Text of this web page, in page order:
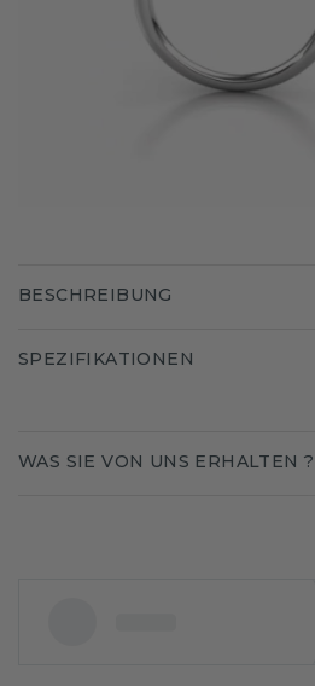
BESCHREIBUNG
SPEZIFIKATIONEN
WAS SIE VON UNS ERHALTEN ?